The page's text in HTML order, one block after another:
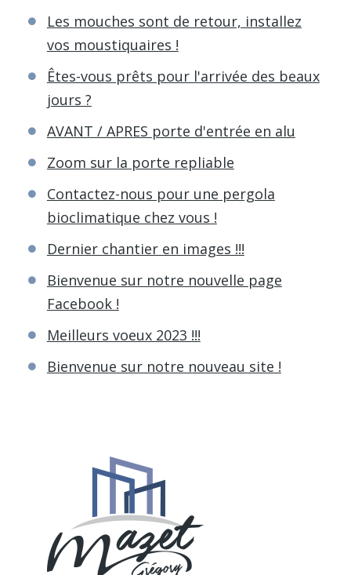
Les mouches sont de retour, installez
vos moustiquaires !
Êtes-vous prêts pour l'arrivée des beaux
jours ?
AVANT / APRES porte d'entrée en alu
Zoom sur la porte repliable
Contactez-nous pour une pergola
bioclimatique chez vous !
Dernier chantier en images !!!
Bienvenue sur notre nouvelle page
Facebook !
Meilleurs voeux 2023 !!!
Bienvenue sur notre nouveau site !